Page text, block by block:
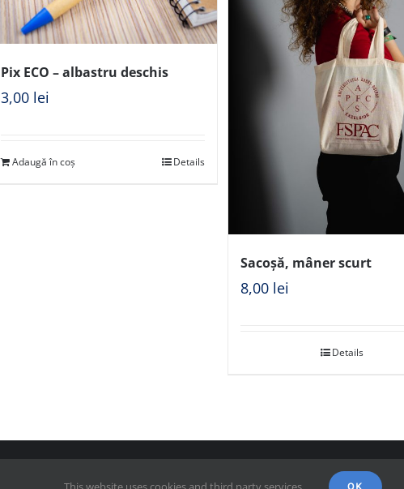
Pix ECO – albastru deschis
3,00 lei
Adaugă în coș Details
Sacoșă, mâner scurt
8,00 lei
Details
© Copyright 2018 - FSPAC - Facultatea de Științe Politice, Administrative și ale
OK